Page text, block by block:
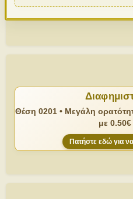
Θέση 0201 • Μεγάλη
με
Πατήστε εδώ για